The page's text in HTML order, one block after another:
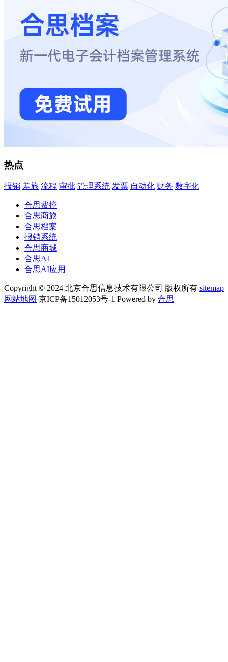
热点
报销 差旅 流程 审批 管理系统 发票 自动化 财务 数字化
合思费控
合思商旅
合思档案
报销系统
合思商城
合思AI
合思AI应用
Copyright © 2024 北京合思信息技术有限公司 版权所有 sitemap
网站地图 京ICP备15012053号-1 Powered by 合思